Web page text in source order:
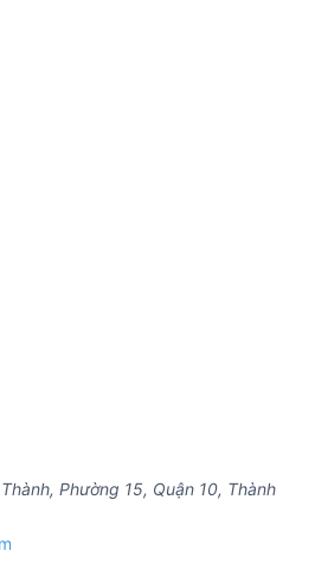
Phường 15, Quận 10, Thành